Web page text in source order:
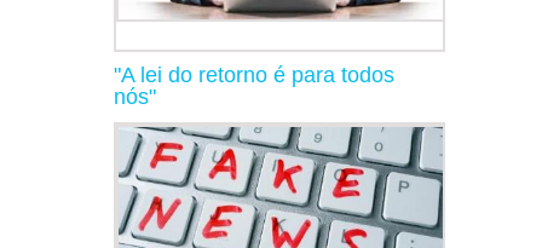
"A lei do retorno é para todos
nós"